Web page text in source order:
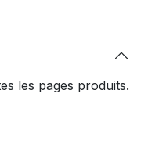
les pages produits.